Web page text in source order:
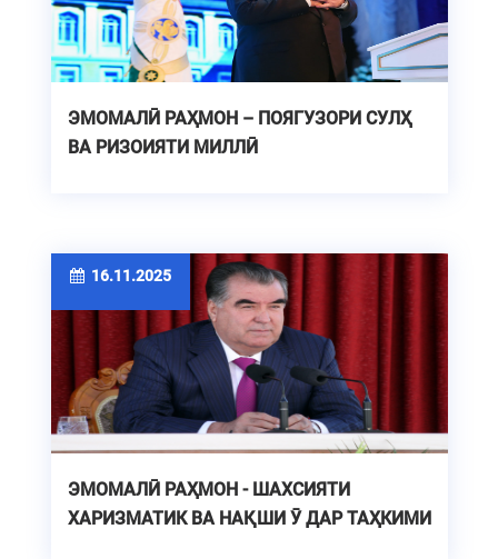
ЭМОМАЛӢ РАҲМОН – ПОЯГУЗОРИ СУЛҲ
ВА РИЗОИЯТИ МИЛЛӢ
16.11.2025
ЭМОМАЛӢ РАҲМОН - ШАХСИЯТИ
ХАРИЗМАТИК ВА НАҚШИ Ӯ ДАР ТАҲКИМИ